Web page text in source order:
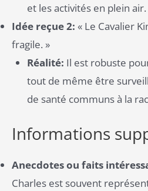
et les activités en plein air​.
Idée reçue 2: « Le Cavalier
fragile. »
Réalité: Il est robuste
tout de même être
de santé communs à la
Informations
Anecdotes ou faits
Charles est souvent